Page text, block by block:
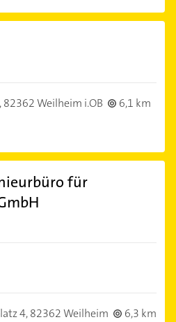
82362 Weilheim i.OB
6,1 km
für
4,82362 Weilheim
6,3 km